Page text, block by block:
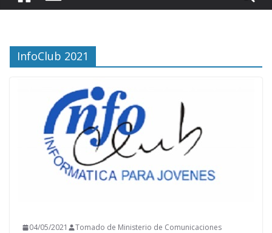
InfoClub 2021
04/05/2021 Tomado de Ministerio de Comunicaciones